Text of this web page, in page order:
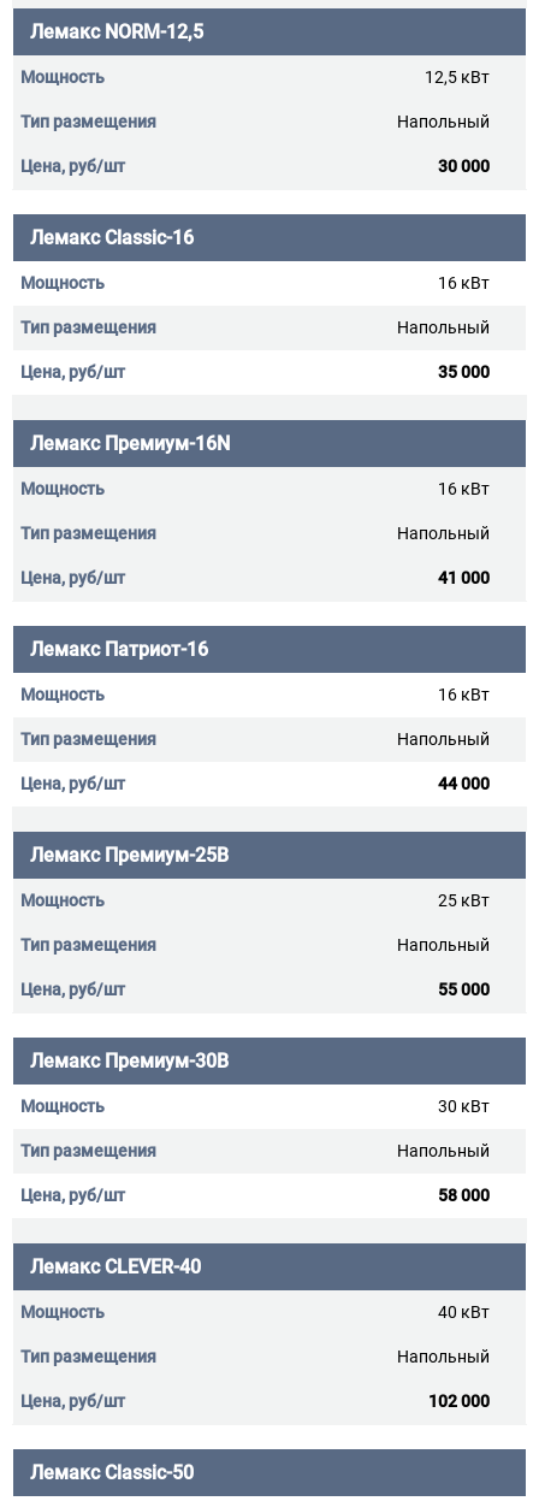
Лемакс NORM-12,5
12,5 кВт
Напольный
30 000
Лемакс Classic-16
16 кВт
Напольный
35 000
Лемакс Премиум-16N
16 кВт
Напольный
41 000
Лемакс Патриот-16
16 кВт
Напольный
44 000
Лемакс Премиум-25В
25 кВт
Напольный
55 000
Лемакс Премиум-30В
30 кВт
Напольный
58 000
Лемакс CLEVER-40
40 кВт
Напольный
102 000
Лемакс Classic-50